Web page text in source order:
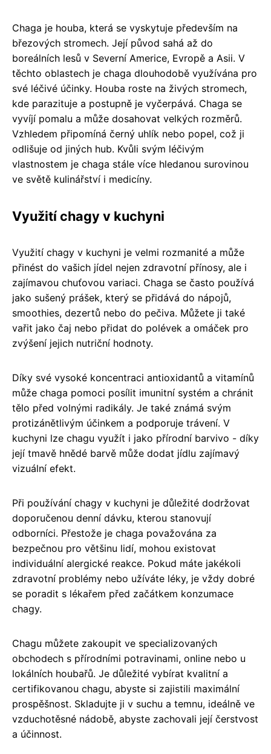
Chaga je houba, která se vyskytuje především na
březových stromech. Její původ sahá až do
boreálních lesů v Severní Americe, Evropě a Asii. V
těchto oblastech je chaga dlouhodobě využívána pro
své léčivé účinky. Houba roste na živých stromech,
kde parazituje a postupně je vyčerpává. Chaga se
vyvíjí pomalu a může dosahovat velkých rozměrů.
Vzhledem připomíná černý uhlík nebo popel, což ji
odlišuje od jiných hub. Kvůli svým léčivým
vlastnostem je chaga stále více hledanou surovinou
ve světě kulinářství i medicíny.
Využití chagy v kuchyni
Využití chagy v kuchyni je velmi rozmanité a může
přinést do vašich jídel nejen zdravotní přínosy, ale i
zajímavou chuťovou variaci. Chaga se často používá
jako sušený prášek, který se přidává do nápojů,
smoothies, dezertů nebo do pečiva. Můžete ji také
vařit jako čaj nebo přidat do polévek a omáček pro
zvýšení jejich nutriční hodnoty.
Díky své vysoké koncentraci antioxidantů a vitamínů
může chaga pomoci posílit imunitní systém a chránit
tělo před volnými radikály. Je také známá svým
protizánětlivým účinkem a podporuje trávení. V
kuchyni lze chagu využít i jako přírodní barvivo - díky
její tmavě hnědé barvě může dodat jídlu zajímavý
vizuální efekt.
Při používání chagy v kuchyni je důležité dodržovat
doporučenou denní dávku, kterou stanovují
odborníci. Přestože je chaga považována za
bezpečnou pro většinu lidí, mohou existovat
individuální alergické reakce. Pokud máte jakékoli
zdravotní problémy nebo užíváte léky, je vždy dobré
se poradit s lékařem před začátkem konzumace
chagy.
Chagu můžete zakoupit ve specializovaných
obchodech s přírodními potravinami, online nebo u
lokálních houbařů. Je důležité vybírat kvalitní a
certifikovanou chagu, abyste si zajistili maximální
prospěšnost. Skladujte ji v suchu a temnu, ideálně ve
vzduchotěsné nádobě, abyste zachovali její čerstvost
a účinnost.